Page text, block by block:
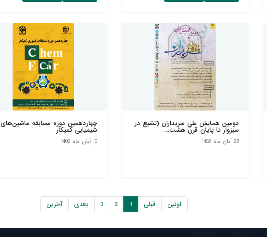
دومين همايش ملي سربداران (تشيع در
سبزوار تا پايان قرن هشت...
25 آبان ماه 1402
چهاردهمین دوره مسابقه ماشین‌های
شیمیایی کمیکار
10 آبان ماه 1402
اولین قبلی 1
2
3 بعدی آخرین